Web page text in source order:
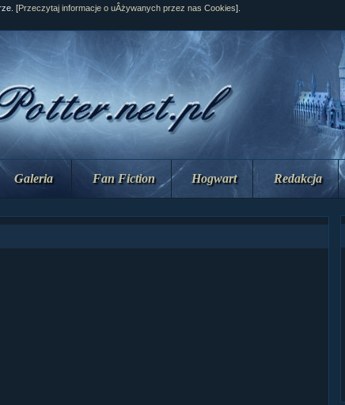
Galeria Fan Fiction Hogwart Redakcja
[Przeczytaj informacje o uÂżywanych przez nas Cookies].